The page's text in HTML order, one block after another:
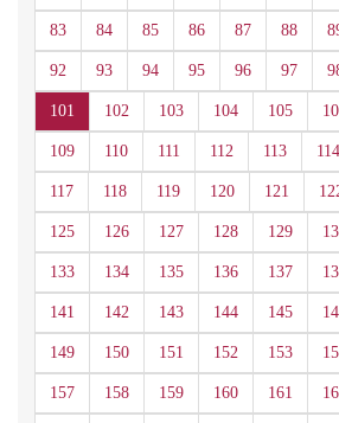
83 84 85 86 87 88
92 93 94 95 96 97
101 102 103 104 105
109 110 111 112 113 114
117 118 119 120 121
125 126 127 128 129
133 134 135 136 137
141 142 143 144 145
149 150 151 152 153
157 158 159 160 161